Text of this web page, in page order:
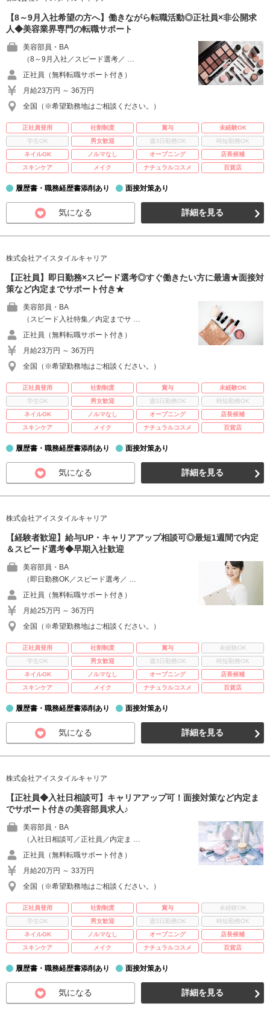
【8～9月入社希望の方へ】働きながら転職活動◎正社員×非公開求
人◆美容業界専門の転職サポート
美容部員・BA
（8～9月入社／スピード選考／ …
正社員（無料転職サポート付き）
月給23万円 ～ 36万円
全国（※希望勤務地はご相談ください。）
正社員登用 社割制度 賞与
未経験OK
学生OK
男女歓迎 週3日勤務OK
時短勤務OK
ネイルOK
ノルマなし オープニング
店長候補
スキンケア
メイク ナチュラルコスメ 百貨店
履歴書・職務経歴書添削あり 面接対策あり
気になる 詳細を見る
株式会社アイスタイルキャリア
【正社員】即日勤務×スピード選考◎すぐ働きたい方に最適★面接対
策など内定までサポート付き★
美容部員・BA
（スピード入社特集／内定までサ …
正社員（無料転職サポート付き）
月給23万円 ～ 36万円
全国（※希望勤務地はご相談ください。）
正社員登用 社割制度 賞与
未経験OK
学生OK
男女歓迎 週3日勤務OK
時短勤務OK
ネイルOK
ノルマなし オープニング
店長候補
スキンケア
メイク ナチュラルコスメ 百貨店
履歴書・職務経歴書添削あり 面接対策あり
気になる 詳細を見る
株式会社アイスタイルキャリア
【経験者歓迎】給与UP・キャリアアップ相談可◎最短1週間で内定
＆スピード選考◆早期入社歓迎
美容部員・BA
（即日勤務OK／スピード選考／ …
正社員（無料転職サポート付き）
月給25万円 ～ 36万円
全国（※希望勤務地はご相談ください。）
正社員登用 社割制度 賞与
未経験OK
学生OK
男女歓迎 週3日勤務OK
時短勤務OK
ネイルOK
ノルマなし オープニング
店長候補
スキンケア
メイク ナチュラルコスメ 百貨店
履歴書・職務経歴書添削あり 面接対策あり
気になる 詳細を見る
株式会社アイスタイルキャリア
【正社員◆入社日相談可】キャリアアップ可！面接対策など内定ま
でサポート付きの美容部員求人♪
美容部員・BA
（入社日相談可／正社員／内定ま …
正社員（無料転職サポート付き）
月給20万円 ～ 33万円
全国（※希望勤務地はご相談ください。）
正社員登用 社割制度 賞与
未経験OK
学生OK
男女歓迎 週3日勤務OK
時短勤務OK
ネイルOK
ノルマなし オープニング
店長候補
スキンケア
メイク ナチュラルコスメ 百貨店
履歴書・職務経歴書添削あり 面接対策あり
気になる 詳細を見る